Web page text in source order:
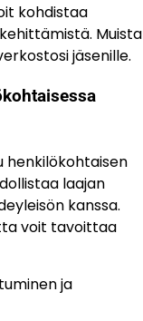
kohdistaa
Muista
jäsenille.
henkilökohtaisen
laajan
kanssa.
voit tavoittaa
ja